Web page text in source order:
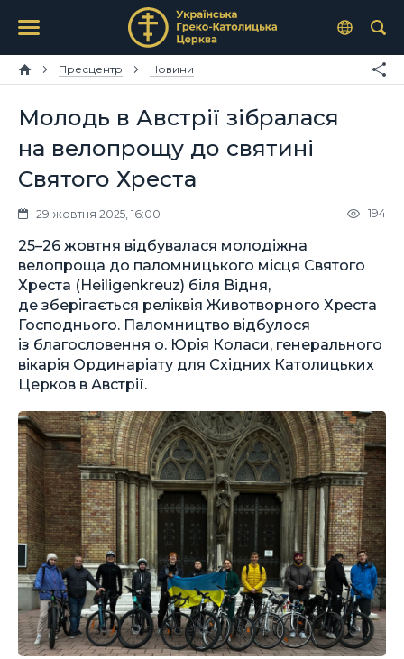
Пресцентр Новини
Молодь в Австрії зібралася
на велопрощу до святині
Святого Хреста
29 жовтня 2025, 16:00 194
25–26 жовтня відбувалася молодіжна
велопроща до паломницького місця Святого
Хреста (Heiligenkreuz) біля Відня,
де зберігається реліквія Животворного Хреста
Господнього. Паломництво відбулося
із благословення о. Юрія Коласи, генерального
вікарія Ординаріату для Східних Католицьких
Церков в Австрії.